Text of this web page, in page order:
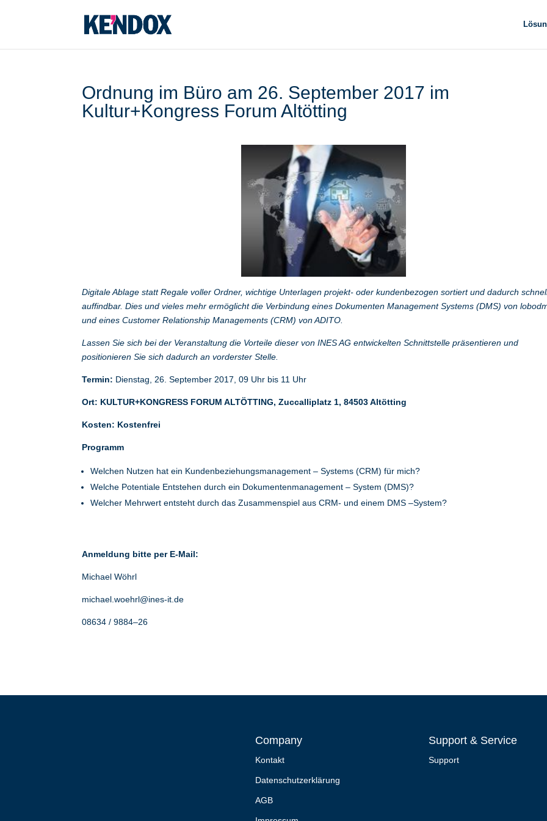
Ordnung im Büro am 26. September 2017 im
Kultur+Kongress Forum Altötting
Digitale Ablage statt Regale voller Ordner, wichtige Unterlagen projekt- oder kundenbezogen sortiert und dadurch
auffindbar. Dies und vieles mehr ermöglicht die Verbindung eines Dokumenten Management Systems (DMS) von
und eines Customer Relationship Managements (CRM) von ADITO.
Lassen Sie sich bei der Veranstaltung die Vorteile dieser von INES AG entwickelten Schnittstelle präsentieren und
positionieren Sie sich dadurch an vorderster Stelle.
Termin: Dienstag, 26. September 2017, 09 Uhr bis 11 Uhr
Ort: KULTUR+KONGRESS FORUM ALTÖTTING,Zuccalliplatz 1,84503 Altötting
Kosten: Kostenfrei
Programm
Welchen Nutzen hat ein Kundenbeziehungsmanagement – Systems (CRM) für mich?
Welche Potentiale Entstehen durch ein Dokumentenmanagement – System (DMS)?
Welcher Mehrwert entsteht durch das Zusammenspiel aus CRM- und einem DMS –System?
Anmeldung bitte per E-Mail:
Michael Wöhrl
michael.woehrl@ines-it.de
08634 / 9884–26
Company
Kontakt
Datenschutzerklärung
AGB
Support & Service
Support